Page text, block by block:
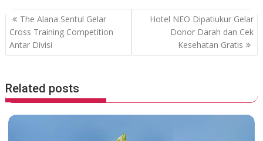
o
o
k
A
p
p
P
o
s
n
a
i
The Alana Sentul Gelar
Cross Training Competition
Antar Divisi
Hotel NEO Dipatiukur Gelar
Donor Darah dan Cek
Kesehatan Gratis
Related posts